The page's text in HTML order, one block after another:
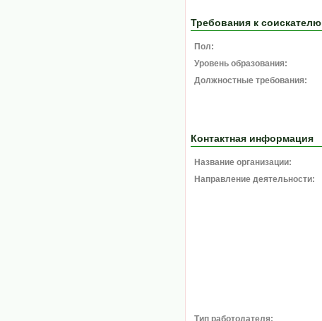
Требования к соискателю
Пол:
Уровень образования:
Должностные требования:
Контактная информация
Название организации:
Направление деятельности:
Тип работодателя: